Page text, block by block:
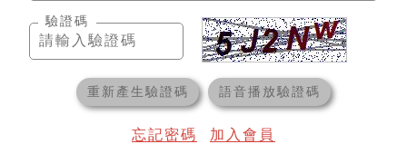
驗證碼
重新產生驗證碼 語音播放驗證碼
忘記密碼 加入會員